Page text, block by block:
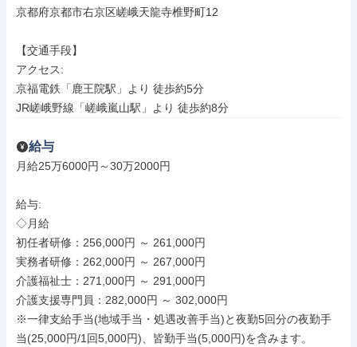
京都府京都市右京区嵯峨天龍寺椎野町12
【交通手段】
アクセス:
京福電鉄「鹿王院駅」より 徒歩約5分
JR嵯峨野線「嵯峨嵐山駅」より 徒歩約8分
給与
月給25万6000円～30万2000円
給与:
◇月給
初任者研修：256,000円 ～ 261,000円
実務者研修：262,000円 ～ 267,000円
介護福祉士：271,000円 ～ 291,000円
介護支援専門員：282,000円 ～ 302,000円
※一律支給手当(地域手当・処遇改善手当)と夜勤5回分の夜勤手
当(25,000円/1回5,000円)、皆勤手当(5,000円)を含みます。